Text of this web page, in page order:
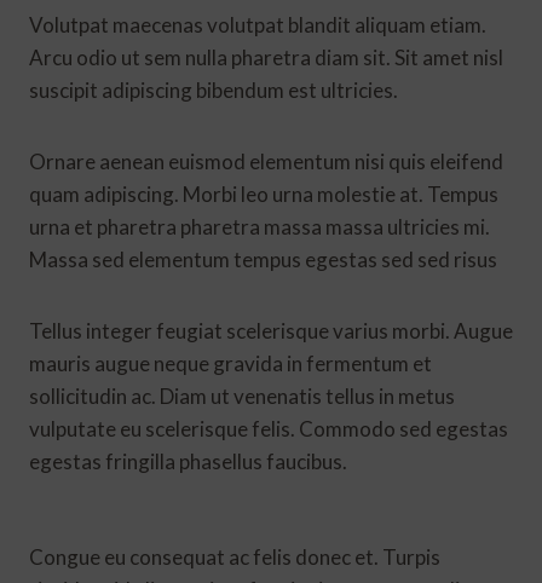
Volutpat maecenas volutpat blandit aliquam etiam.
Arcu odio ut sem nulla pharetra diam sit. Sit amet nisl
suscipit adipiscing bibendum est ultricies.
Ornare aenean euismod elementum nisi quis eleifend
quam adipiscing. Morbi leo urna molestie at. Tempus
urna et pharetra pharetra massa massa ultricies mi.
Massa sed elementum tempus egestas sed sed risus
Tellus integer feugiat scelerisque varius morbi. Augue
mauris augue neque gravida in fermentum et
sollicitudin ac. Diam ut venenatis tellus in metus
vulputate eu scelerisque felis. Commodo sed egestas
egestas fringilla phasellus faucibus.
Congue eu consequat ac felis donec et. Turpis